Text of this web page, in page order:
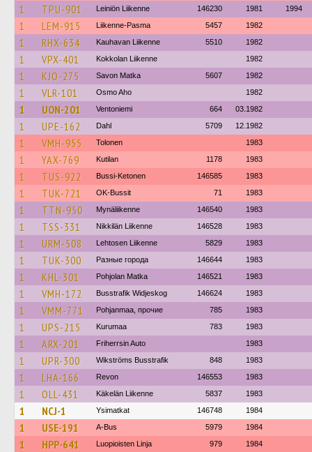
1 TPU-901 Leiniön Liikenne 146230 1981 1994
1 LEM-915 Liikenne-Pasma 5457 1982
1 RHX-634 Kauhavan Liikenne 5510 1982
1 VPX-401 Kokkolan Liikenne 1982
1 KJO-275 Savon Matka 5607 1982
1 VLR-101 Osmo Aho 1982
1 UON-201 Ventoniemi 664 03.1982
1 UPE-162 Dahl 5709 12.1982
1 VMH-955 Tolonen 1983
1 YAX-769 Kutilan 1178 1983
1 TUS-922 Bussi-Ketonen 146585 1983
1 TUK-721 OK-Bussit 71 1983
1 TTN-950 Mynäliikenne 146540 1983
1 TSS-331 Nikkilän Liikenne 146528 1983
1 URM-508 Lehtosen Liikenne 5829 1983
1 TUK-300 Разные города 146644 1983
1 KHL-301 Pohjolan Matka 146521 1983
1 VMH-172 Busstrafik Widjeskog 146624 1983
1 VMM-771 Pohjanmaa, прочие 785 1983
1 UPS-215 Kurumaa 783 1983
1 ARX-201 Friherrsin Auto 1983
1 UPR-300 Wikströms Busstrafik 848 1983
1 LHA-166 Revon 146553 1983
1 OLL-431 Käkelän Liikenne 5837 1983
1 NCJ-1 Ysimatkat 146748 1984
1 USE-191 A-Bus 5979 1984
1 HPP-641 Luopioisten Linja 979 1984